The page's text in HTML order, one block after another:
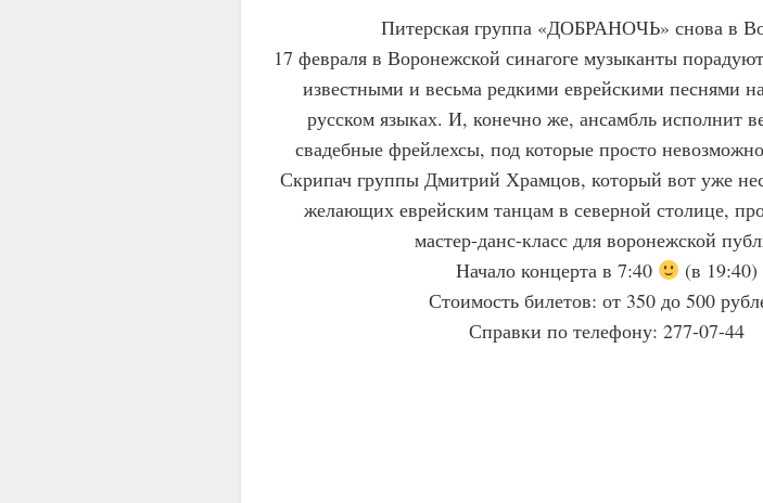
Питерская группа «ДОБРАНОЧЬ» снова в
17 февраля в Воронежской синагоге музыканты
известными и весьма редкими еврейскими песнями
русском языках. И, конечно же, ансамбль исполнит
свадебные фрейлехсы, под которые просто
Скрипач группы Дмитрий Храмцов, который вот уже
желающих еврейским танцам в северной столице,
мастер-данс-класс для воронежской
Начало концерта в 7:40
(в 19:40)
Стоимость билетов: от 350 до 500
Справки по телефону: 277-07-44